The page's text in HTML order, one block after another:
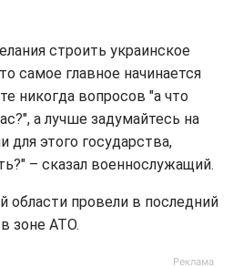
строить украинское
самое главное начинается
никогда вопросов "а что
а лучше задумайтесь на
для этого государства,
– сказал военнослужащий.
области провели в последний
зоне АТО.